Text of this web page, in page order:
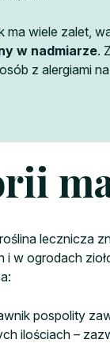
ma wiele zalet,
w nadmiarze.
z alergiami
lecznicza
i w ogrodach
pospolity
ilościach –